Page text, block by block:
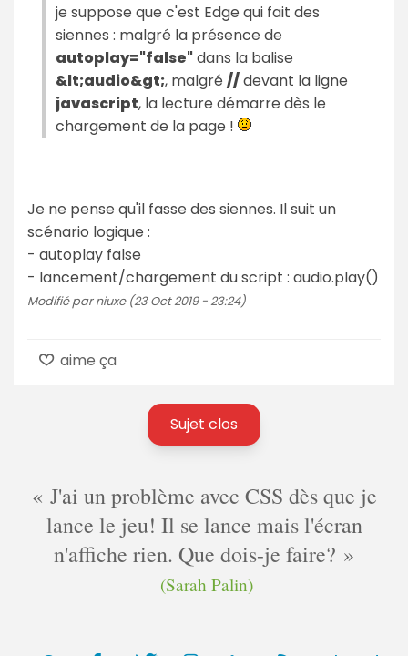
je suppose que c'est Edge qui fait des
siennes : malgré la présence de
autoplay="false"dans la balise
&lt;audio&gt;, malgré //devant la ligne
javascript, la lecture démarre dès le
chargement de la page !
Je ne pense qu'il fasse des siennes. Il suit un
scénario logique :
- autoplay false
- lancement/chargement du script : audio.play()
Modifié par niuxe (23 Oct 2019 - 23:24)
aime ça
Sujet clos
J'ai un problème avec CSS dès que je
lance le jeu! Il se lance mais l'écran
n'affiche rien. Que dois-je faire?
(Sarah Palin)